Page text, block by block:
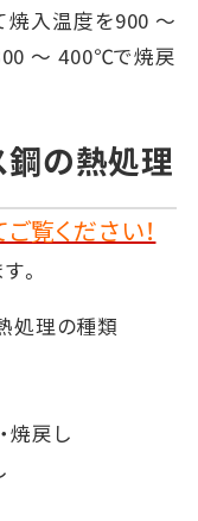
焼入温度を900 ～
～ 400℃で焼戻
鋼の熱処理
覧ください！
。
処理の種類
焼戻し